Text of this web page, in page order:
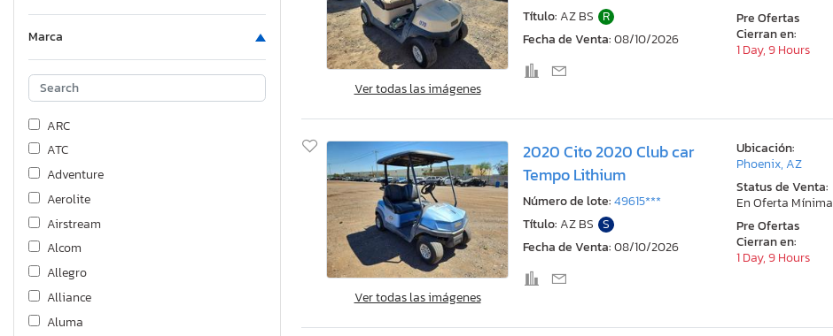
Marca
ARC
ATC
Adventure
Aerolite
Airstream
Alcom
Allegro
Alliance
Aluma
Ver todas las imágenes
Título: AZ BS R
Fecha de Venta:08/10/2026
Pre Ofertas
Cierran en:
1 Day, 9 Hours
Ver todas las imágenes
2020 Cito 2020 Club car
Tempo Lithium
Número de lote:49615***
Título: AZ BS S
Fecha de Venta:08/10/2026
Ubicación:
Phoenix, AZ
Status de Venta:
En Oferta Mínima
Pre Ofertas
Cierran en:
1 Day, 9 Hours